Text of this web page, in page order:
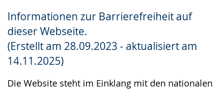
Informationen zur Barrierefreiheit auf
dieser Webseite.
(Erstellt am 28.09.2023 - aktualisiert am
14.11.2025)
Die Website steht im Einklang mit den nationalen
wechseln.
Deutscher
Gebärdensprache
wird
angezeigt.